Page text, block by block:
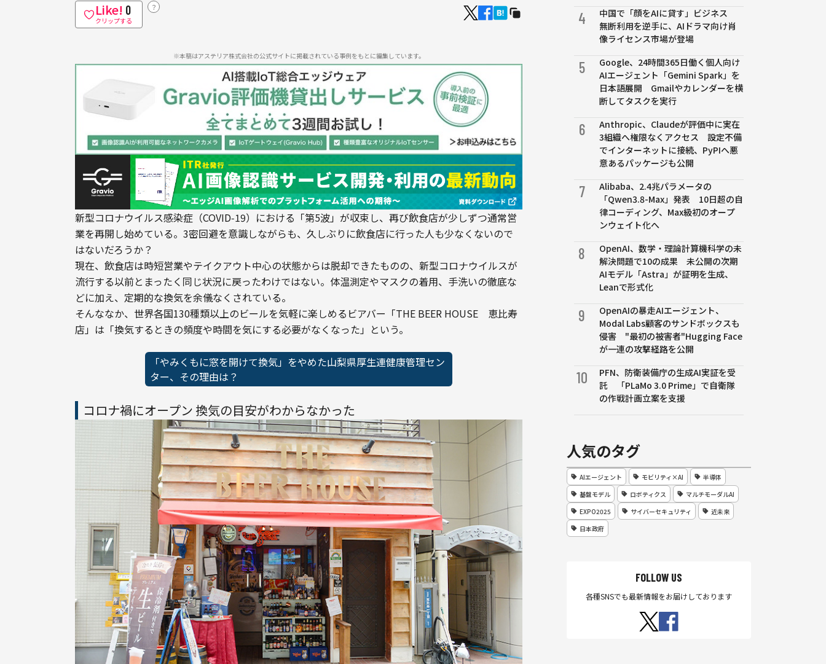
Like! 0
クリップする
？
※本稿はアステリア株式会社の公式サイトに掲載されている事例をもとに編集しています。
新型コロナウイルス感染症（COVID‑19）における「第5波」が収束し、再び飲食店が少しずつ通常営
業を再開し始めている。3密回避を意識しながらも、久しぶりに飲食店に行った人も少なくないので
はないだろうか？
現在、飲食店は時短営業やテイクアウト中心の状態からは脱却できたものの、新型コロナウイルスが
流行する以前とまったく同じ状況に戻ったわけではない。体温測定やマスクの着用、手洗いの徹底な
どに加え、定期的な換気を余儀なくされている。
そんななか、世界各国130種類以上のビールを気軽に楽しめるビアバー「THE BEER HOUSE　恵比寿
店」は「換気するときの頻度や時間を気にする必要がなくなった」という。
「やみくもに窓を開けて換気」をやめた山梨県厚生連健康管理セン
ター、その理由は？
コロナ禍にオープン 換気の目安がわからなかった
4
中国で「顔をAIに貸す」ビジネス
無断利用を逆手に、AIドラマ向け肖
像ライセンス市場が登場
5
Google、24時間365日働く個人向け
AIエージェント「Gemini Spark」を
日本語展開 Gmailやカレンダーを横
断してタスクを実行
6
Anthropic、Claudeが評価中に実在
3組織へ権限なくアクセス 設定不備
でインターネットに接続、PyPIへ悪
意あるパッケージも公開
7
Alibaba、2.4兆パラメータの
「Qwen3.8-Max」発表 10日超の自
律コーディング、Max級初のオープ
ンウェイト化へ
8
OpenAI、数学・理論計算機科学の未
解決問題で10の成果 未公開の次期
AIモデル「Astra」が証明を生成、
Leanで形式化
9
OpenAIの暴走AIエージェント、
Modal Labs顧客のサンドボックスも
侵害 "最初の被害者"Hugging Face
が一連の攻撃経路を公開
10
PFN、防衛装備庁の生成AI実証を受
託 「PLaMo 3.0 Prime」で自衛隊
の作戦計画立案を支援
人気のタグ
AIエージェント モビリティ×AI
半導体
基盤モデル
ロボティクス
マルチモーダルAI
EXPO2025
サイバーセキュリティ
近未来
日本政府
FOLLOW US
各種SNSでも最新情報をお届けしております